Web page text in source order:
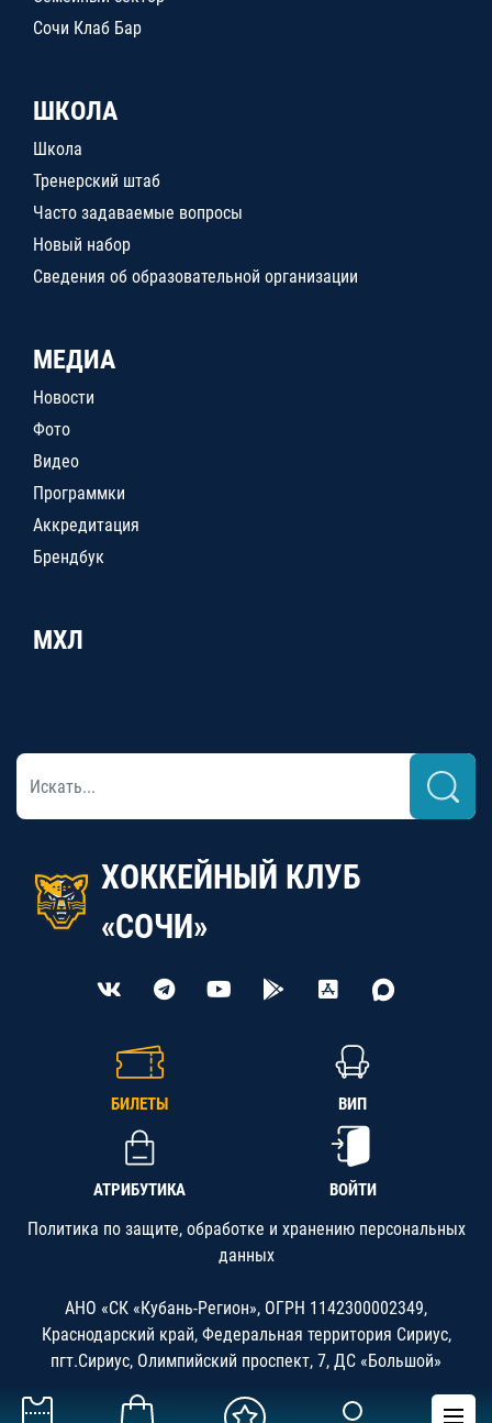
Сочи Клаб Бар
ШКОЛА
Школа
Тренерский штаб
Часто задаваемые вопросы
Новый набор
Сведения об образовательной организации
МЕДИА
Новости
Фото
Видео
Программки
Аккредитация
Брендбук
МХЛ
ХОККЕЙНЫЙ КЛУБ
«СОЧИ»
БИЛЕТЫ ВИП
АТРИБУТИКА ВОЙТИ
Политика по защите, обработке и хранению персональных
данных
АНО «СК «Кубань-Регион», ОГРН 1142300002349,
Краснодарский край, Федеральная территория Сириус,
пгт.Сириус, Олимпийский проспект, 7, ДС «Большой»